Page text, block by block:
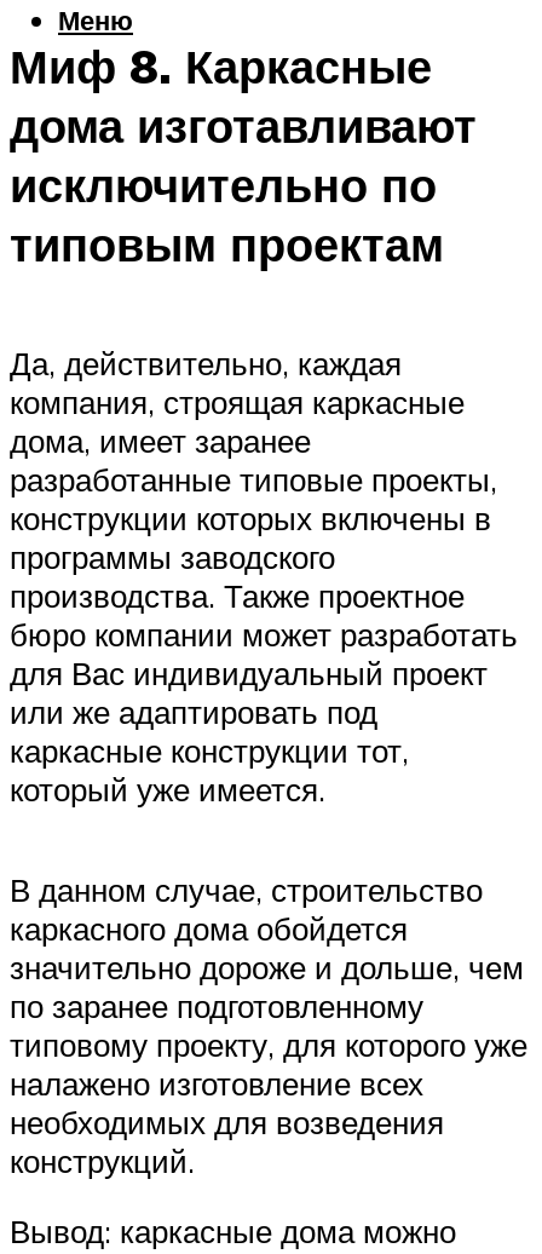
Меню
Миф 8. Каркасные
дома изготавливают
исключительно по
типовым проектам
Да, действительно, каждая
компания, строящая каркасные
дома, имеет заранее
разработанные типовые проекты,
конструкции которых включены в
программы заводского
производства. Также проектное
бюро компании может разработать
для Вас индивидуальный проект
или же адаптировать под
каркасные конструкции тот,
который уже имеется.
В данном случае, строительство
каркасного дома обойдется
значительно дороже и дольше, чем
по заранее подготовленному
типовому проекту, для которого уже
налажено изготовление всех
необходимых для возведения
конструкций.
Вывод: каркасные дома можно